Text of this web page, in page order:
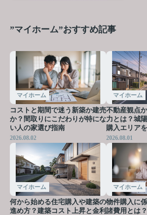
”マイホーム”おすすめ記事
マイホーム
コストと期間で迷う新築か建売
か？間取りにこだわりが特にな
い人の家選び指南
2026.08.02
マイホーム
不動産観点
力とは？城
購入エリア
2026.08.01
マイホーム
何から始める住宅購入や建築の
進め方？建築コスト上昇と金利
マイホーム
物件購入に
諸費用とは